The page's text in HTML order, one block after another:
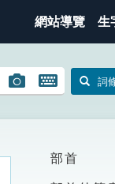
網站導覽 生
圖
搜
開
鍵
圖
詞
部首